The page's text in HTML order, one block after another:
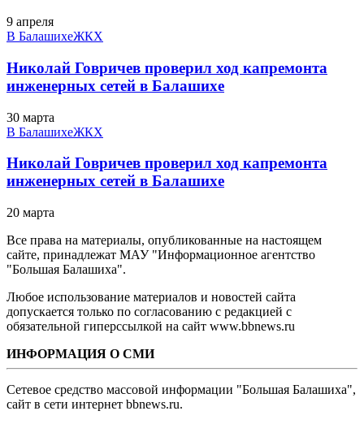
9 апреля
В БалашихеЖКХ
Николай Говричев проверил ход капремонта
инженерных сетей в Балашихе
30 марта
В БалашихеЖКХ
Николай Говричев проверил ход капремонта
инженерных сетей в Балашихе
20 марта
Все права на материалы, опубликованные на настоящем
сайте, принадлежат МАУ "Информационное агентство
"Большая Балашиха".
Любое использование материалов и новостей сайта
допускается только по согласованию с редакцией с
обязательной гиперссылкой на сайт www.bbnews.ru
ИНФОРМАЦИЯ О СМИ
Сетевое средство массовой информации "Большая Балашиха",
сайт в сети интернет bbnews.ru.